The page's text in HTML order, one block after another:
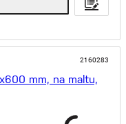
2160283
mm, na maltu,